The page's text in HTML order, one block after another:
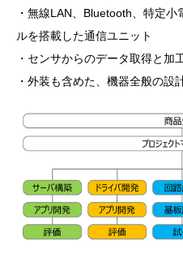
・無線LAN、Bluetooth、特定
ルを搭載した通信ユニット
・センサからのデータ取得と加
・外装も含めた、機器全般の設